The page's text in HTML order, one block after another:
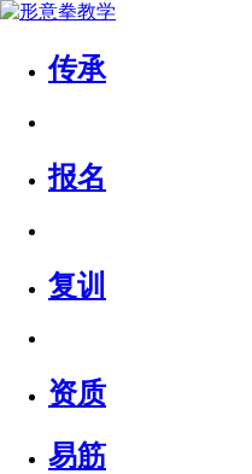
传承
报名
复训
资质
易筋